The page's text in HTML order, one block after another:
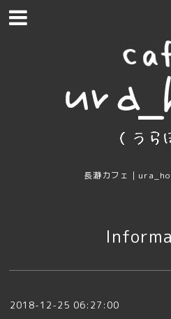
長瀞カフェ｜
2018-12-25 06:27:00